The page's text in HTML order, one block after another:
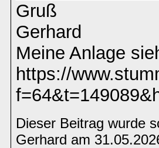
Gruß
Gerhard
Meine Anlage
https://
Dieser Beitrag wurde
Gerhard am